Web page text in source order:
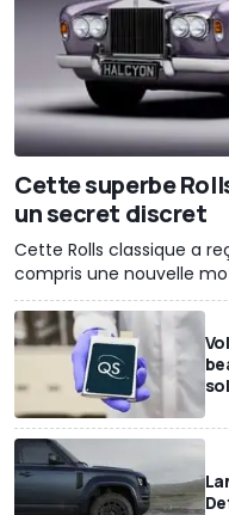
Cette superbe
un secret discret
Cette Rolls classique a
compris une nouvelle